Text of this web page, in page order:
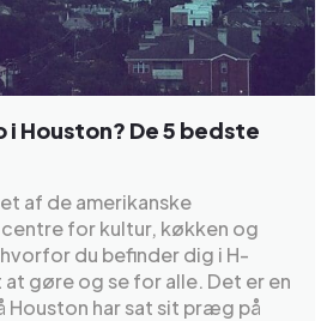
i Houston? De 5 bedste
af de amerikanske
for kultur, køkken og
du befinder dig i H-
gøre og se for alle. Det er en
Houston har sat sit præg på